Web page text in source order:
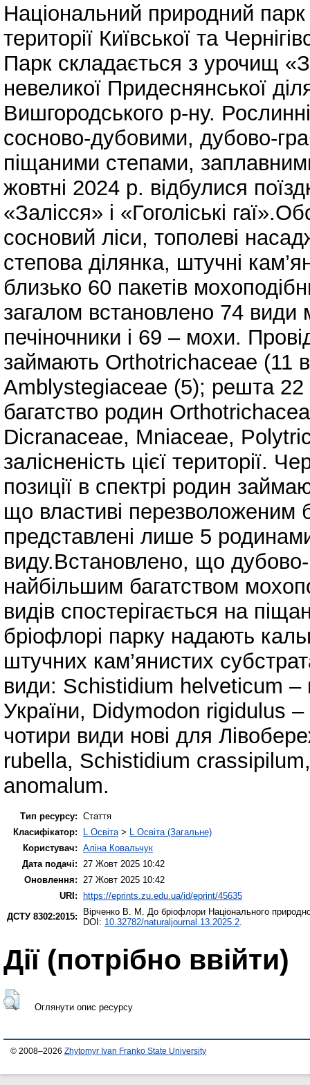
Національний природний
території Київської та
Парк складається з урочищ
невеликої Придеснянської
Вишгородського р-ну.
сосново-дубовими, дубово-
піщаними степами,
жовтні 2024 р. відбулися
«Залісся» і «Гоголіські
сосновий ліси, тополеві
степова ділянка, штучні
близько 60 пакетів
загалом встановлено 74 види
печіночники і 69 – мохи.
займають Orthotrichaceae (11
Amblystegiaceae (5); решта
багатство родин
Dicranaceae, Mniaceae,
залісненість цієї території.
позиції в спектрі родин
що властиві перезволоженим
представлені лише 5
виду.Встановлено, що дубово-
найбільшим багатством
видів спостерігається на
бріофлорі парку надають
штучних кам’янистих
види: Schistidium helveticum –
України, Didymodon rigidulus –
чотири види нові для
rubella, Schistidium
anomalum.
Тип ресурсу: Стаття
Класифікатор:
L Освіта > L Освіта (Загальне)
Користувач: Аліна Ковальчук
Дата подачі:
27 Жовт 2025 10:42
Оновлення:
27 Жовт 2025 10:42
URI: https://eprints.zu.edu.ua/id/eprint/45635
ДСТУ 8302:2015:
Вірченко В. М.
До бріофлори Національного
DOI: 10.32782/naturaljournal.13.2025.2
Дії ​​(потрібно ввійти)
Оглянути опис ресурсу
© 2008–2026 Zhytomyr Ivan Franko State University